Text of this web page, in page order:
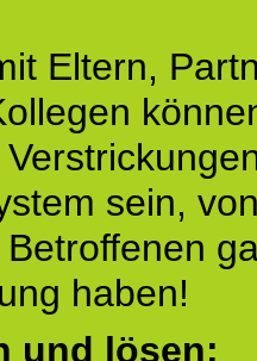
Eltern,
sein,
haben!
und lösen: